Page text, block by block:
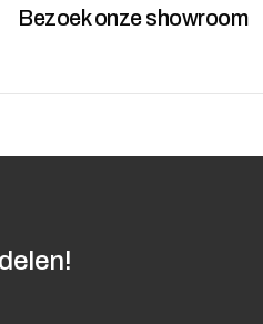
Bezoek onze showroom